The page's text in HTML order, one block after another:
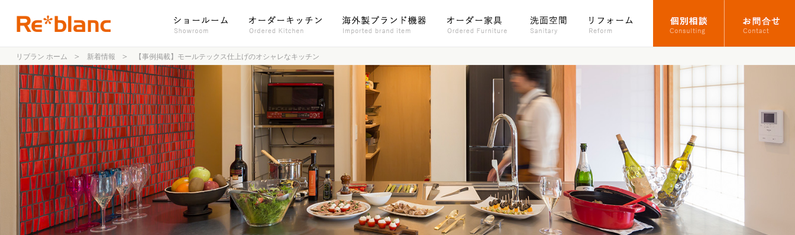
リブラン ホーム 新着情報 【事例掲載】モールテックス仕上げのオシャレなキッチン